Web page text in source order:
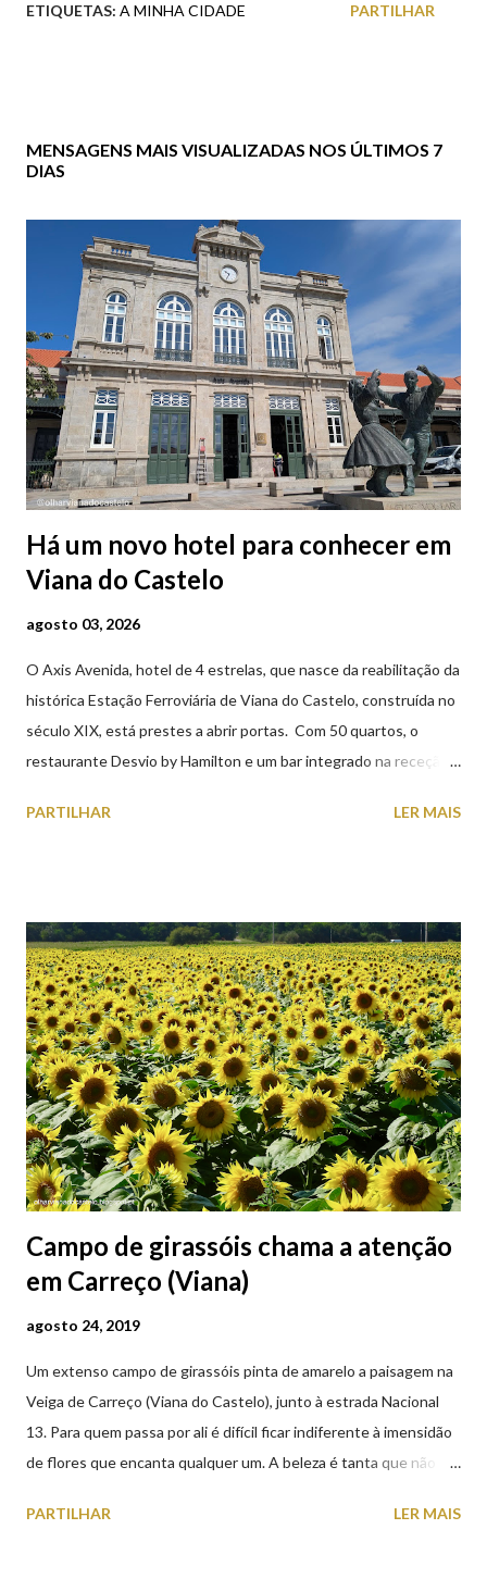
ETIQUETAS: A MINHA CIDADE PARTILHAR
MENSAGENS MAIS VISUALIZADAS NOS ÚLTIMOS 7
DIAS
Há um novo hotel para conhecer em
Viana do Castelo
agosto 03, 2026
O Axis Avenida, hotel de 4 estrelas, que nasce da reabilitação da
histórica Estação Ferroviária de Viana do Castelo, construída no
século XIX, está prestes a abrir portas. Com 50 quartos, o
restaurante Desvio by Hamilton e um bar integrado na receção,
peças históricas cedidas pela IP Património que homenageiam a
PARTILHAR LER MAIS
Campo de girassóis chama a atenção
em Carreço (Viana)
agosto 24, 2019
Um extenso campo de girassóis pinta de amarelo a paisagem na
Veiga de Carreço (Viana do Castelo), junto à estrada Nacional
13. Para quem passa por ali é difícil ficar indiferente à imensidão
de flores que encanta qualquer um. A beleza é tanta que não
aproveite a paisagem como cenário para tirar algumas
PARTILHAR LER MAIS